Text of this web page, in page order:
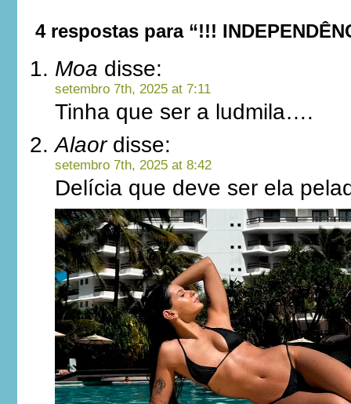
4 respostas para “!!!
Moa disse:
setembro 7th, 2025 at 7:11
Tinha que ser a ludmila….
Alaordisse:
setembro 7th, 2025 at 8:42
Delícia que deve ser ela